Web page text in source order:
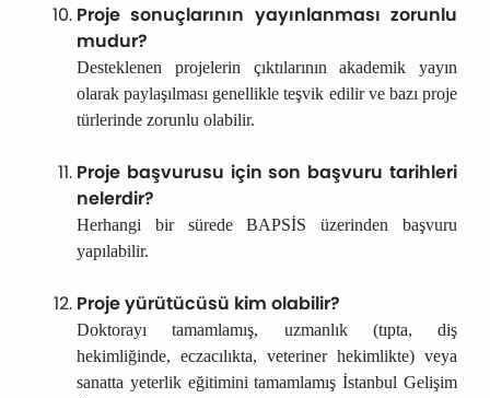
Proje sonuçlarının yayınlanması zorunlu
mudur?
Desteklenen projelerin çıktılarının akademik yayın
olarak paylaşılması genellikle teşvik edilir ve bazı proje
türlerinde zorunlu olabilir.
Proje başvurusu için son başvuru tarihleri
nelerdir?
Herhangi bir sürede BAPSİS üzerinden başvuru
yapılabilir.
Proje yürütücüsü kim olabilir?
Doktorayı tamamlamış, uzmanlık (tıpta, diş
hekimliğinde, eczacılıkta, veteriner hekimlikte) veya
sanatta yeterlik eğitimini tamamlamış İstanbul Gelişim